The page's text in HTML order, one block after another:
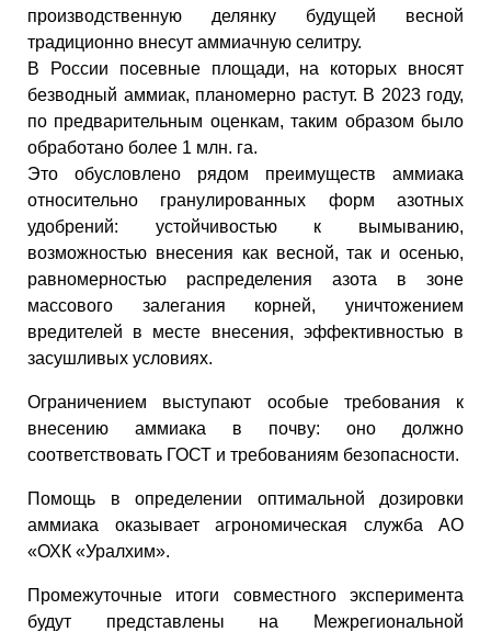
производственную делянку будущей весной
традиционно внесут аммиачную селитру.
В России посевные площади, на которых вносят
безводный аммиак, планомерно растут. В 2023 году,
по предварительным оценкам, таким образом было
обработано более 1 млн. га.
Это обусловлено рядом преимуществ аммиака
относительно гранулированных форм азотных
удобрений: устойчивостью к вымыванию,
возможностью внесения как весной, так и осенью,
равномерностью распределения азота в зоне
массового залегания корней, уничтожением
вредителей в месте внесения, эффективностью в
засушливых условиях.
Ограничением выступают особые требования к
внесению аммиака в почву: оно должно
соответствовать ГОСТ и требованиям безопасности.
Помощь в определении оптимальной дозировки
аммиака оказывает агрономическая служба АО
«ОХК «Уралхим».
Промежуточные итоги совместного эксперимента
будут представлены на Межрегиональной